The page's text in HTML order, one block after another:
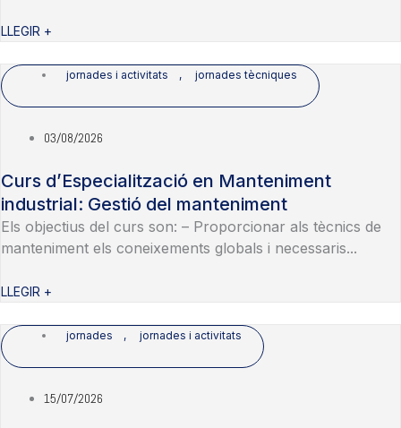
LLEGIR +
jornades i activitats , jornades tècniques
03/08/2026
Curs d’Especialització en Manteniment
industrial: Gestió del manteniment
Els objectius del curs son: – Proporcionar als tècnics de
manteniment els coneixements globals i necessaris...
LLEGIR +
jornades , jornades i activitats
15/07/2026